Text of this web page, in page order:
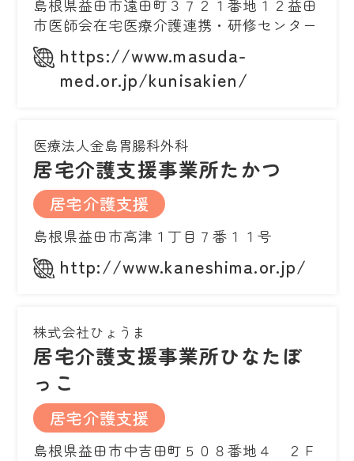
島根県益田市遠田町３７２１番地１２益田
市医師会在宅医療介護連携・研修センター
https://www.masuda-
med.or.jp/kunisakien/
医療法人金島胃腸科外科
居宅介護支援事業所たかつ
居宅介護支援
島根県益田市高津１丁目７番１１号
http://www.kaneshima.or.jp/
株式会社ひょうま
居宅介護支援事業所ひなたぼ
っこ
居宅介護支援
島根県益田市中吉田町５０８番地４ ２Ｆ